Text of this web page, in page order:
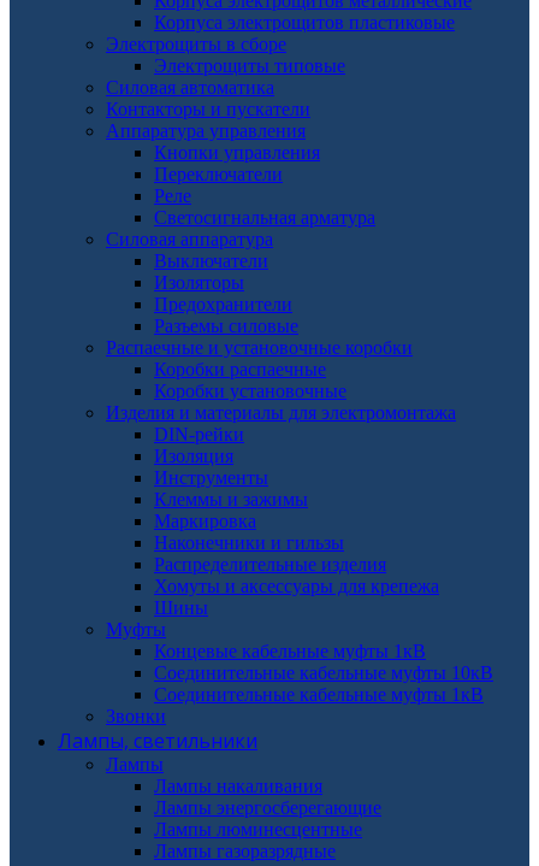
Корпуса электрощитов пластиковые
Электрощиты в сборе
Электрощиты типовые
Силовая автоматика
Контакторы и пускатели
Аппаратура управления
Кнопки управления
Переключатели
Реле
Светосигнальная арматура
Силовая аппаратура
Выключатели
Изоляторы
Предохранители
Разъемы силовые
Распаечные и установочные коробки
Коробки распаечные
Коробки установочные
Изделия и материалы для электромонтажа
DIN-рейки
Изоляция
Инструменты
Клеммы и зажимы
Маркировка
Наконечники и гильзы
Распределительные изделия
Хомуты и аксессуары для крепежа
Шины
Муфты
Концевые кабельные муфты 1кВ
Соединительные кабельные муфты 10кВ
Соединительные кабельные муфты 1кВ
Звонки
Лампы, светильники
Лампы
Лампы накаливания
Лампы энергосберегающие
Лампы люминесцентные
Лампы газоразрядные